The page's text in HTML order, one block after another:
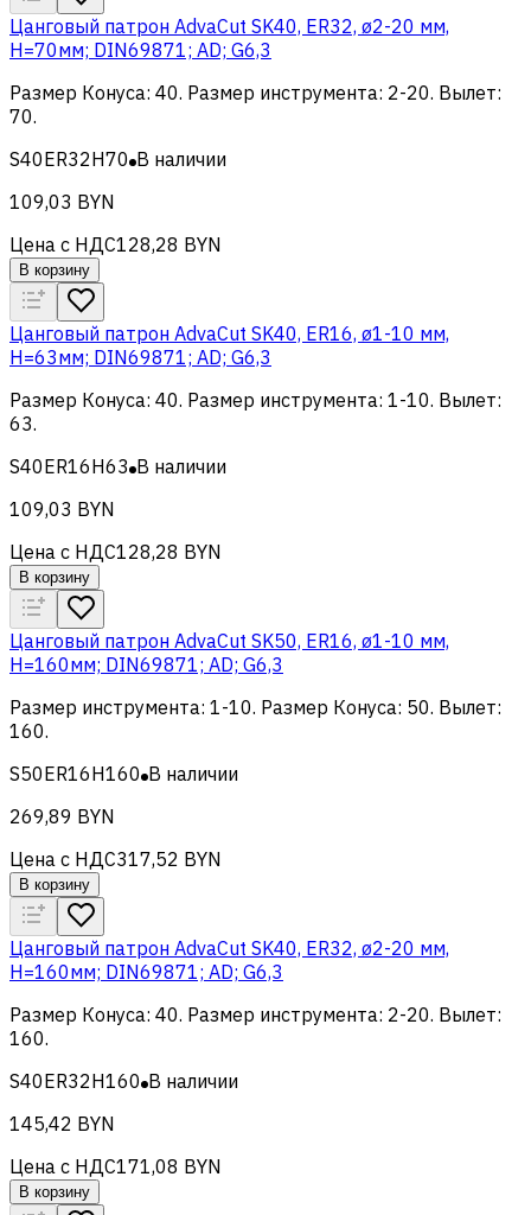
Цанговый патрон AdvaCut SK40, ER32, ø2-20 мм,
H=70мм; DIN69871; AD; G6,3
Размер Конуса: 40. Размер инструмента: 2-20. Вылет:
70.
S40ER32H70 В наличии
109,03 BYN
Цена с НДС128,28 BYN
В корзину
Цанговый патрон AdvaCut SK40, ER16, ø1-10 мм,
H=63мм; DIN69871; AD; G6,3
Размер Конуса: 40. Размер инструмента: 1-10. Вылет:
63.
S40ER16H63 В наличии
109,03 BYN
Цена с НДС128,28 BYN
В корзину
Цанговый патрон AdvaCut SK50, ER16, ø1-10 мм,
H=160мм; DIN69871; AD; G6,3
Размер инструмента: 1-10. Размер Конуса: 50. Вылет:
160.
S50ER16H160 В наличии
269,89 BYN
Цена с НДС317,52 BYN
В корзину
Цанговый патрон AdvaCut SK40, ER32, ø2-20 мм,
H=160мм; DIN69871; AD; G6,3
Размер Конуса: 40. Размер инструмента: 2-20. Вылет:
160.
S40ER32H160 В наличии
145,42 BYN
Цена с НДС171,08 BYN
В корзину